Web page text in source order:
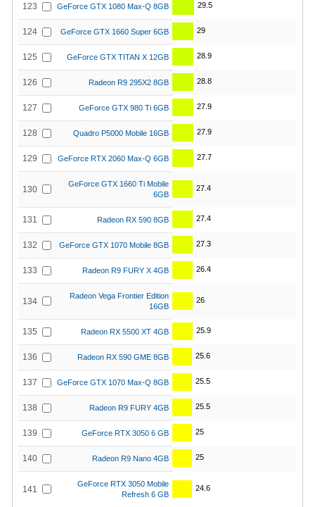
123 GeForce GTX 1080 Max-Q 8GB 29.5
124 GeForce GTX 1660 Super 6GB 29
125 GeForce GTX TITAN X 12GB 28.9
126 Radeon R9 295X2 8GB 28.8
127 GeForce GTX 980 Ti 6GB 27.9
128 Quadro P5000 Mobile 16GB 27.9
129 GeForce RTX 2060 Max-Q 6GB 27.7
130
GeForce GTX 1660 Ti Mobile
6GB
27.4
131 Radeon RX 590 8GB 27.4
132 GeForce GTX 1070 Mobile 8GB 27.3
133 Radeon R9 FURY X 4GB 26.4
134
Radeon Vega Frontier Edition
16GB
26
135 Radeon RX 5500 XT 4GB 25.9
136 Radeon RX 590 GME 8GB 25.6
137 GeForce GTX 1070 Max-Q 8GB 25.5
138 Radeon R9 FURY 4GB 25.5
139 GeForce RTX 3050 6 GB 25
140 Radeon R9 Nano 4GB 25
141
GeForce RTX 3050 Mobile
Refresh 6 GB
24.6